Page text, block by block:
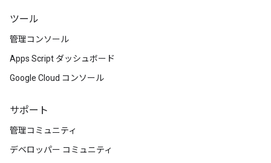
ツール
管理コンソール
Apps Script ダッシュボード
Google Cloud コンソール
サポート
管理コミュニティ
デベロッパー コミュニティ